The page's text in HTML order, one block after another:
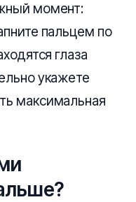
момент:
пальцем по
глаза
укажете
максимальная